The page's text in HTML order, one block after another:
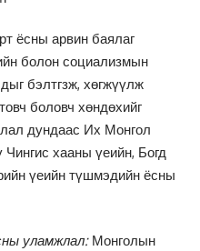
ёсны арвин баялаг
болон социализмын
бэлтгзж, хөгжүүлж
боловч хөндөхийг
дундаас Их Монгол
хааны үеийн, Богд
үеийн түшмэдийн ёсны
уламжлал:Монголын